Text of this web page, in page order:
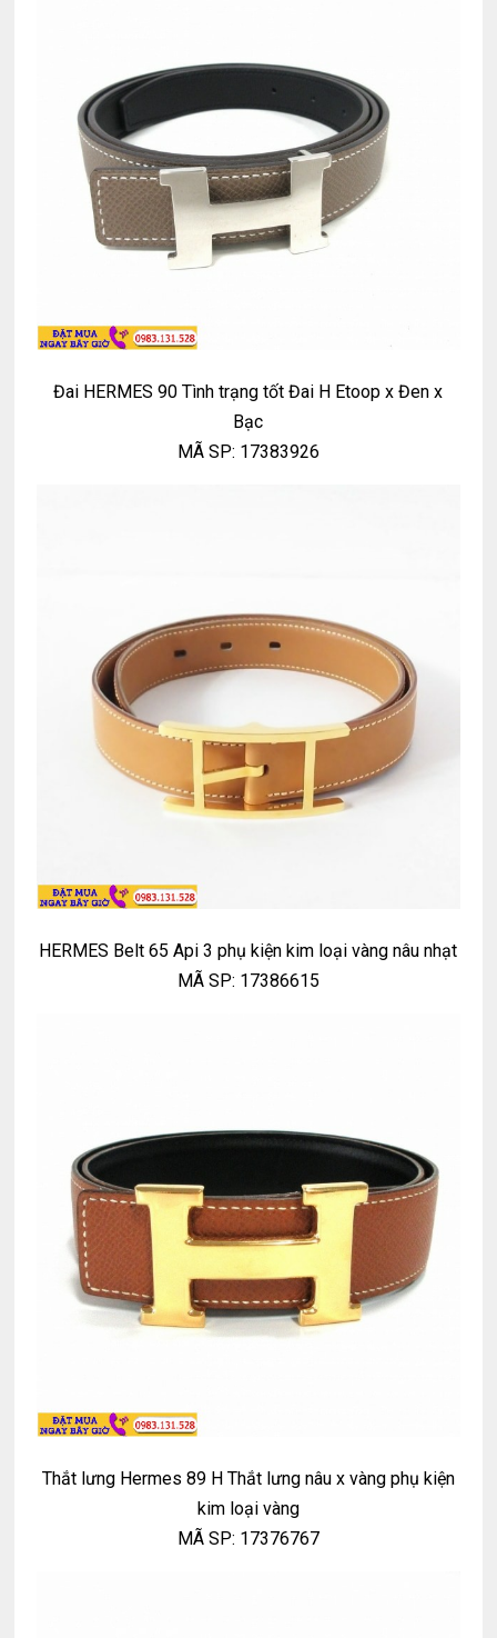
Đai HERMES 90 Tình trạng tốt Đai H Etoop x Đen x
Bạc
MÃ SP: 17383926
HERMES Belt 65 Api 3 phụ kiện kim loại vàng nâu nhạt
MÃ SP: 17386615
Thắt lưng Hermes 89 H Thắt lưng nâu x vàng phụ kiện
kim loại vàng
MÃ SP: 17376767